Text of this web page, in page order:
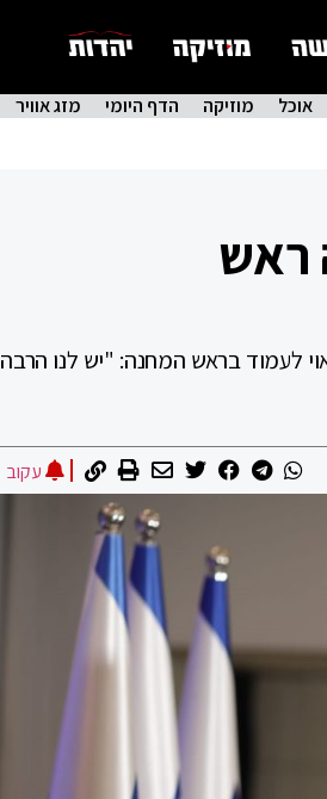
אוכל מוזיקה הדף היומי מזג אוויר
ראש
לעמוד בראש המחנה: "יש לנו הרבה
עקוב